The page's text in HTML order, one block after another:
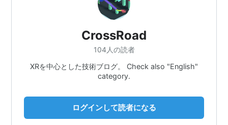
CrossRoad
104人の読者
XRを中心とした技術ブログ。 Check also "English"
category.
ログインして読者になる